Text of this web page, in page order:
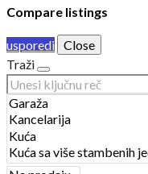
Compare listings
usporedi Close
Traži